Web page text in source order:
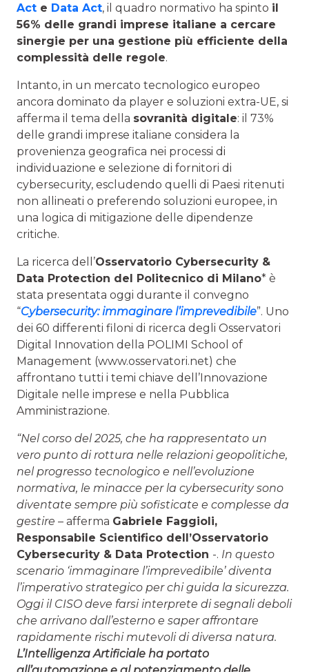
Act e Data Act, il quadro normativo ha spinto il
56% delle grandi imprese italiane a cercare
sinergie per una gestione più efficiente della
complessità delle regole.
Intanto, in un mercato tecnologico europeo
ancora dominato da player e soluzioni extra-UE, si
afferma il tema della sovranità digitale: il 73%
delle grandi imprese italiane considera la
provenienza geografica nei processi di
individuazione e selezione di fornitori di
cybersecurity, escludendo quelli di Paesi ritenuti
non allineati o preferendo soluzioni europee, in
una logica di mitigazione delle dipendenze
critiche.
La ricerca dell’Osservatorio Cybersecurity &
Data Protection del Politecnico di Milano* è
stata presentata oggi durante il convegno
“Cybersecurity: immaginare l’imprevedibile”. Uno
dei 60 differenti filoni di ricerca degli Osservatori
Digital Innovation della POLIMI School of
Management (www.osservatori.net) che
affrontano tutti i temi chiave dell’Innovazione
Digitale nelle imprese e nella Pubblica
Amministrazione.
“Nel corso del 2025, che ha rappresentato un
vero punto di rottura nelle relazioni geopolitiche,
nel progresso tecnologico e nell’evoluzione
normativa, le minacce per la cybersecurity sono
diventate sempre più sofisticate e complesse da
gestire – afferma Gabriele Faggioli,
Responsabile Scientifico dell’Osservatorio
Cybersecurity & Data Protection -. In questo
scenario ‘immaginare l’imprevedibile’ diventa
l’imperativo strategico per chi guida la sicurezza.
Oggi il CISO deve farsi interprete di segnali deboli
che arrivano dall’esterno e saper affrontare
rapidamente rischi mutevoli di diversa natura.
L’Intelligenza Artificiale ha portato